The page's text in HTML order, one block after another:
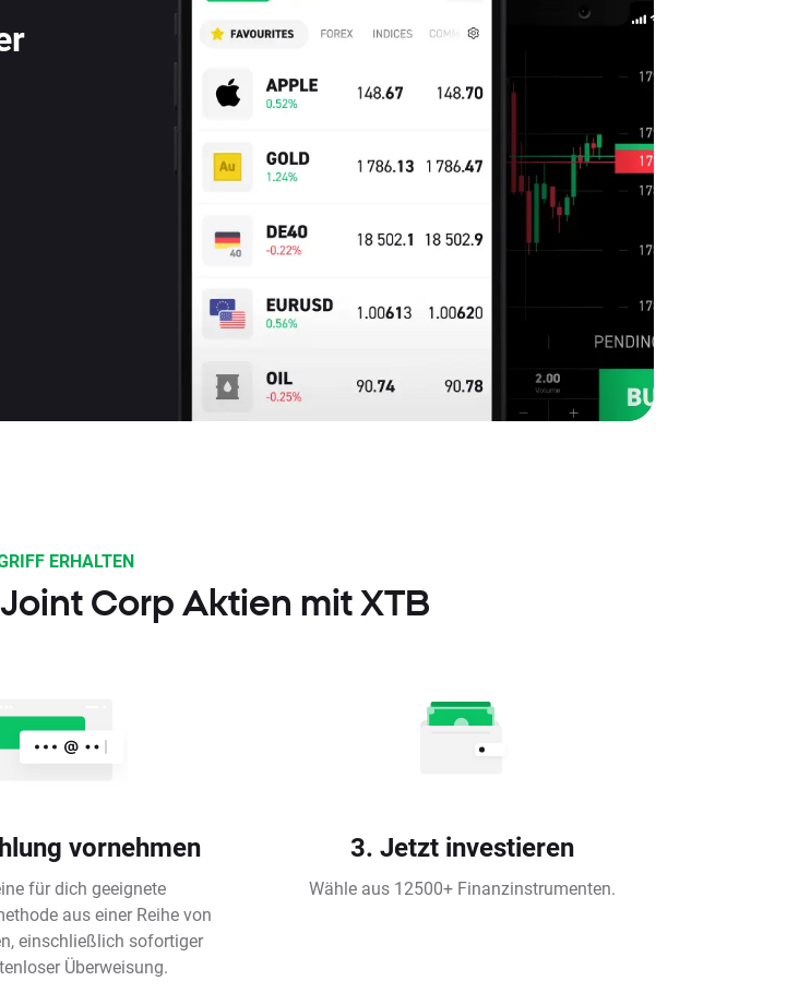
ERHALTEN
Corp Aktien mit XTB
vornehmen
für dich geeignete
aus einer Reihe von
einschließlich sofortiger
Überweisung.
3. Jetzt investieren
Wähle aus 12500+ Finanzinstrumenten.